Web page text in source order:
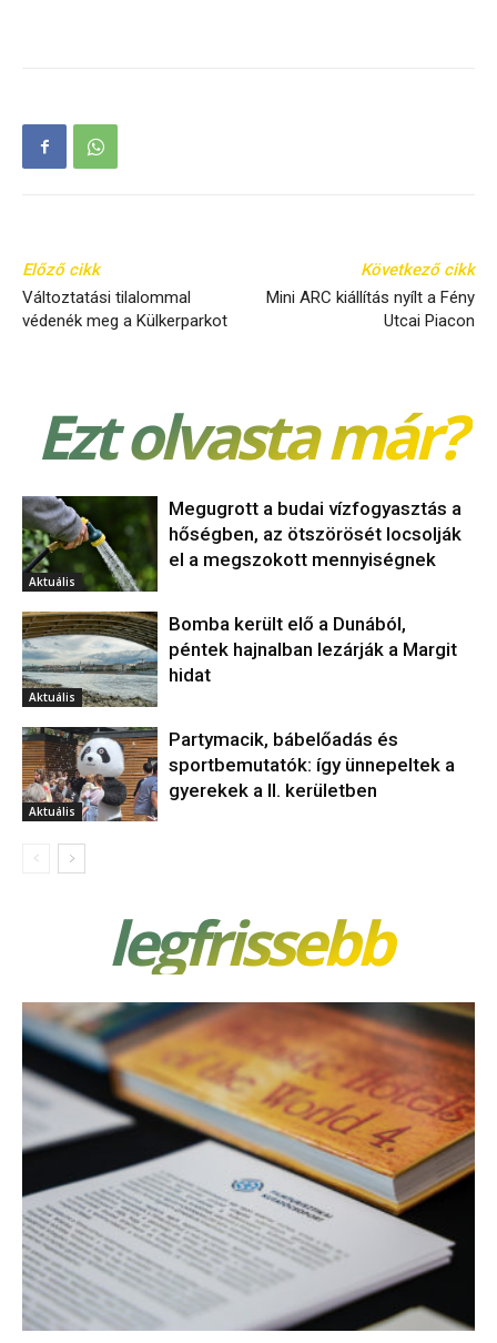
Előző cikk
Változtatási tilalommal
védenék meg a Külkerparkot
Következő cikk
Mini ARC kiállítás nyílt a Fény
Utcai Piacon
Ezt olvasta már?
Aktuális
Megugrott a budai vízfogyasztás a
hőségben, az ötszörösét locsolják
el a megszokott mennyiségnek
Aktuális
Bomba került elő a Dunából,
péntek hajnalban lezárják a Margit
hidat
Aktuális
Partymacik, bábelőadás és
sportbemutatók: így ünnepeltek a
gyerekek a II. kerületben
legfrissebb